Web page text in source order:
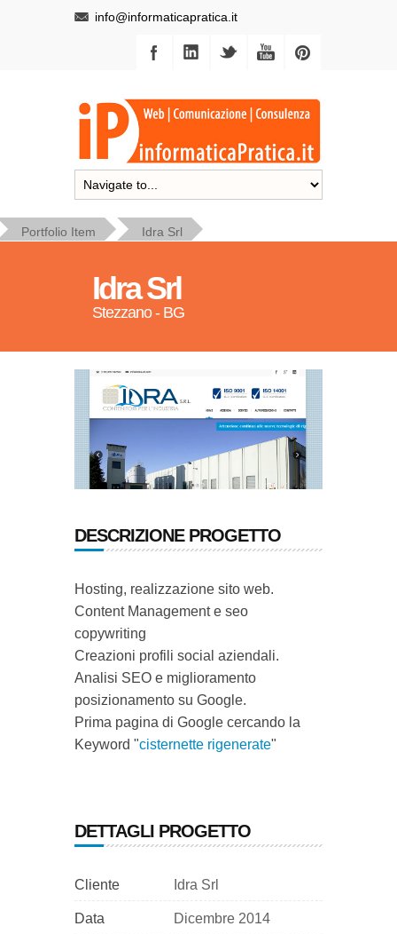
info@informaticapratica.it
Portfolio Item Idra Srl
Idra Srl
Stezzano - BG
DESCRIZIONE PROGETTO
Hosting, realizzazione sito web.
Content Management e seo
copywriting
Creazioni profili social aziendali.
Analisi SEO e miglioramento
posizionamento su Google.
Prima pagina di Google cercando la
Keyword "cisternette rigenerate"
DETTAGLI PROGETTO
Cliente Idra Srl
Data Dicembre 2014